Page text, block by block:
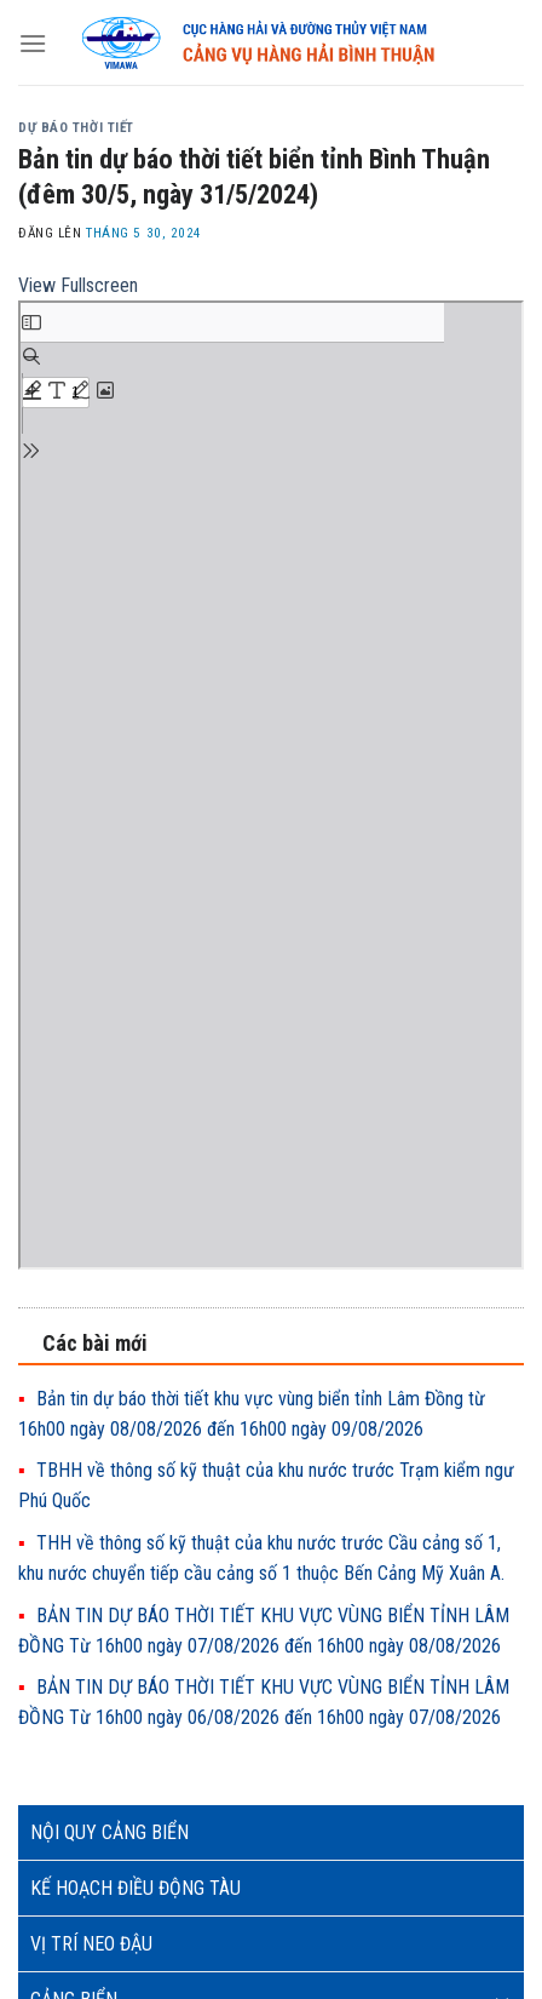
NỘI QUY CẢNG BIỂN
KẾ HOẠCH ĐIỀU ĐỘNG TÀU
VỊ TRÍ NEO ĐẬU
DỰ BÁO THỜI TIẾT
Bản tin dự báo thời tiết biển tỉnh Bình Thuận
(đêm 30/5, ngày 31/5/2024)
ĐĂNG LÊNTHÁNG 5 30, 2024
View Fullscreen
Các bài mới
Bản tin dự báo thời tiết khu vực vùng biển tỉnh Lâm Đồng từ
16h00 ngày 08/08/2026 đến 16h00 ngày 09/08/2026
TBHH về thông số kỹ thuật của khu nước trước Trạm kiểm ngư
Phú Quốc
THH về thông số kỹ thuật của khu nước trước Cầu cảng số 1,
khu nước chuyển tiếp cầu cảng số 1 thuộc Bến Cảng Mỹ Xuân A.
BẢN TIN DỰ BÁO THỜI TIẾT KHU VỰC VÙNG BIỂN TỈNH LÂM
ĐỒNG Từ 16h00 ngày 07/08/2026 đến 16h00 ngày 08/08/2026
BẢN TIN DỰ BÁO THỜI TIẾT KHU VỰC VÙNG BIỂN TỈNH LÂM
ĐỒNG Từ 16h00 ngày 06/08/2026 đến 16h00 ngày 07/08/2026